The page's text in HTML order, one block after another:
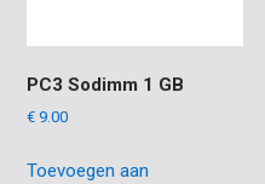
PC3 Sodimm 1 GB
€9.00
Toevoegen aan